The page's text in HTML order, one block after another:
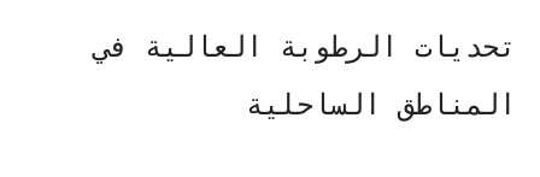
تحديات الرطوبة العالية في
المناطق الساحلية